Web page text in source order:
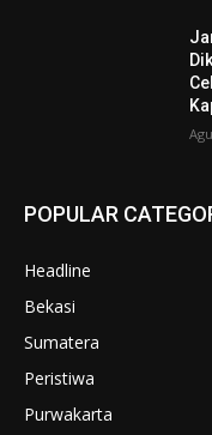
POPULAR
Headline
Bekasi
Sumatera
Peristiwa
Purwakarta